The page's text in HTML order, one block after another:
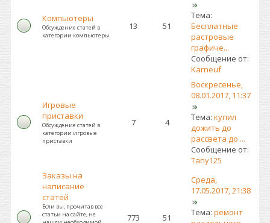
Компьютеры
Обсуждение статей в
категории компьютеры
13 51
Тема:
Бесплатные
растровые
графиче...
Сообщение от:
Karneuf
Игровые
приставки
Обсуждение статей в
категории игровые
приставки
7 4
Воскресенье,
08.01.2017, 11:37
Тема: купил
дожить до
рассвета до ...
Сообщение от:
Tany125
Заказы на
написание
статей
Если вы, прочитав все
статьи на сайте, не
773 51
Среда,
17.05.2017, 21:38
Тема: ремонт